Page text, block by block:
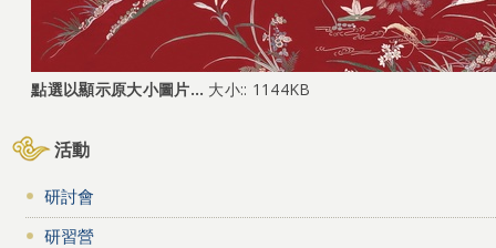
點選以顯示原大小圖片… 大小:: 1144KB
活動
研討會
研習營